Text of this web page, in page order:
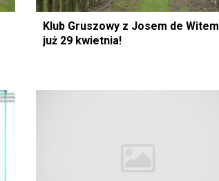
Klub Gruszowy z Josem de Witem
już 29 kwietnia!